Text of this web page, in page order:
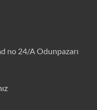
no 24/A Odunpazarı